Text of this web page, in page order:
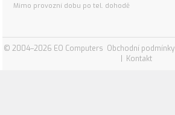
Mimo provozní dobu po tel. dohodě
© 2004–2026 EO Computers Obchodní podmínky
Kontakt